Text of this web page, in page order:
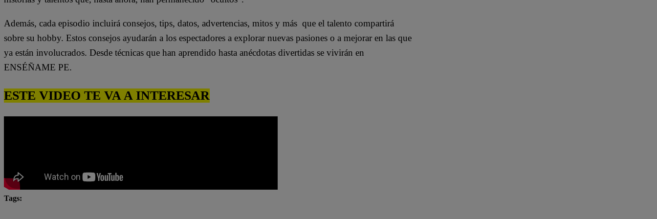
Además, cada episodio incluirá consejos, tips, datos, advertencias, mitos y más que el talento compartirá
sobre su hobby. Estos consejos ayudarán a los espectadores a explorar nuevas pasiones o a mejorar en las que
ya están involucrados. Desde técnicas que han aprendido hasta anécdotas divertidas se vivirán en
ENSÉÑAME PE.
ESTE VIDEO TE VA A INTERESAR
Tags: